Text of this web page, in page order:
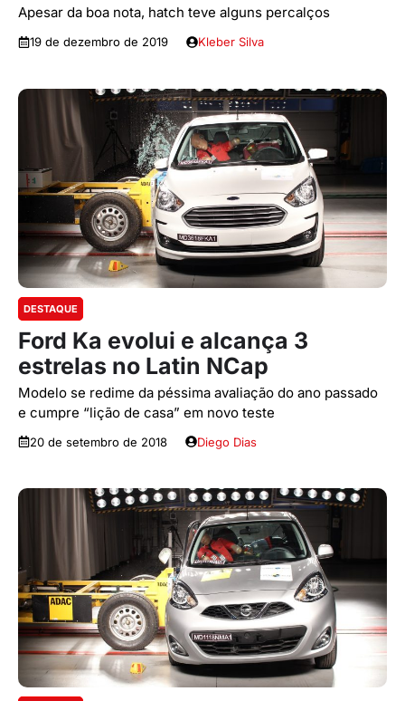
Apesar da boa nota, hatch teve alguns percalços
19 de dezembro de 2019 Kleber Silva
DESTAQUE
Ford Ka evolui e alcança 3
estrelas no Latin NCap
Modelo se redime da péssima avaliação do ano passado
e cumpre “lição de casa” em novo teste
20 de setembro de 2018 Diego Dias